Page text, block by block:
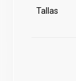
Tallas